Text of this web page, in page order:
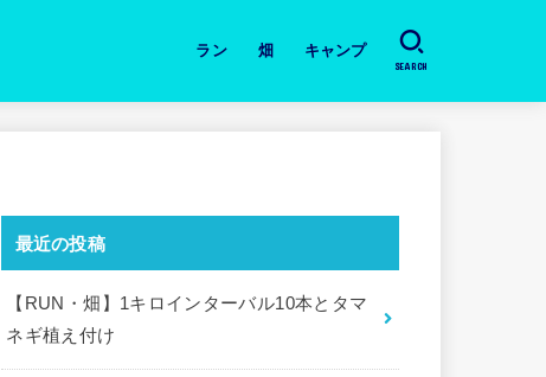
ラン
日々のラン
道具・本の紹介
月間の振り返り
大会
畑
畑・今日の作業と収穫
キャンプ
キャンプ場
道具・本の紹介
SEARCH
最近の投稿
【RUN・畑】1キロインターバル10本とタマ
ネギ植え付け